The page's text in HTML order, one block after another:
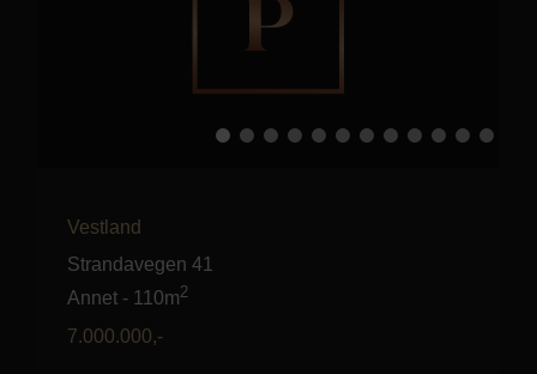
Vestland
Strandavegen 41
Annet - 110m2
7.000.000,-